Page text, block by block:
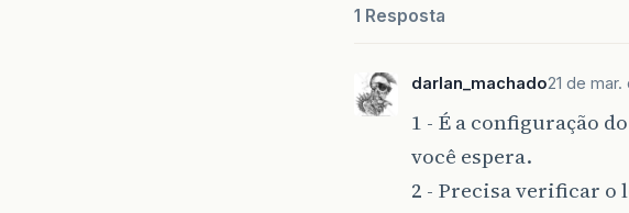
1 Resposta
darlan_machado21 de mar.
1 - É a configuração
você espera.
2 - Precisa verificar o